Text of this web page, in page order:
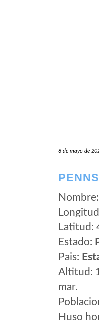
8 de mayo de
Latitud:
Estado:
Pais:
Altitud:
mar.
Huso